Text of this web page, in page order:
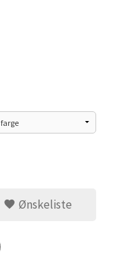
Ønskeliste